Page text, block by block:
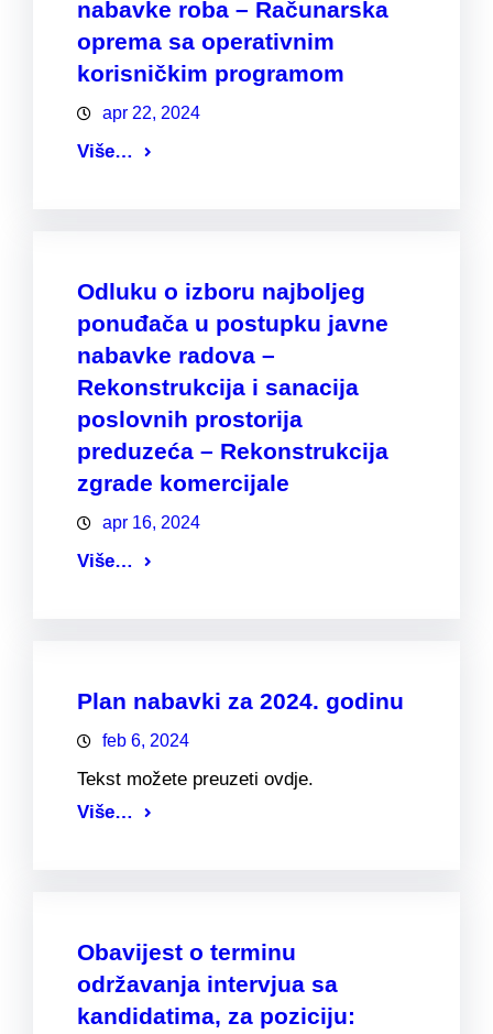
nabavke roba – Računarska
oprema sa operativnim
korisničkim programom
apr 22, 2024
Više…
Odluku o izboru najboljeg
ponuđača u postupku javne
nabavke radova –
Rekonstrukcija i sanacija
poslovnih prostorija
preduzeća – Rekonstrukcija
zgrade komercijale
apr 16, 2024
Više…
Plan nabavki za 2024. godinu
feb 6, 2024
Tekst možete preuzeti ovdje.
Više…
Obavijest o terminu
održavanja intervjua sa
kandidatima, za poziciju: